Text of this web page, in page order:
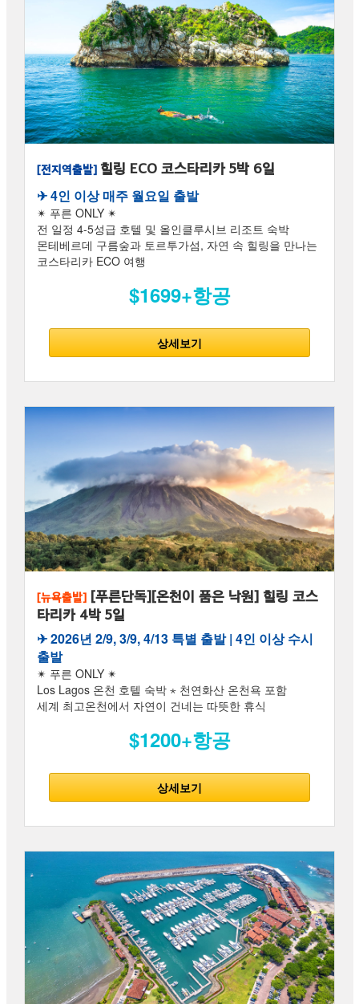
[전지역출발] 힐링 ECO 코스타리카 5박 6일
✈︎ 4인 이상 매주 월요일 출발
✴ 푸른 ONLY ✴
전 일정 4-5성급 호텔 및 올인클루시브 리조트 숙박
몬테베르데 구름숲과 토르투가섬, 자연 속 힐링을 만나는
코스타리카 ECO 여행
$1699+항공
상세보기
[뉴욕출발] [푸른단독][온천이 품은 낙원] 힐링 코스
타리카 4박 5일
✈︎ 2026년 2/9, 3/9, 4/13 특별 출발 | 4인 이상 수시
출발
✴ 푸른 ONLY ✴
Los Lagos 온천 호텔 숙박 ⋆ 천연화산 온천욕 포함
세계 최고온천에서 자연이 건네는 따뜻한 휴식
$1200+항공
상세보기